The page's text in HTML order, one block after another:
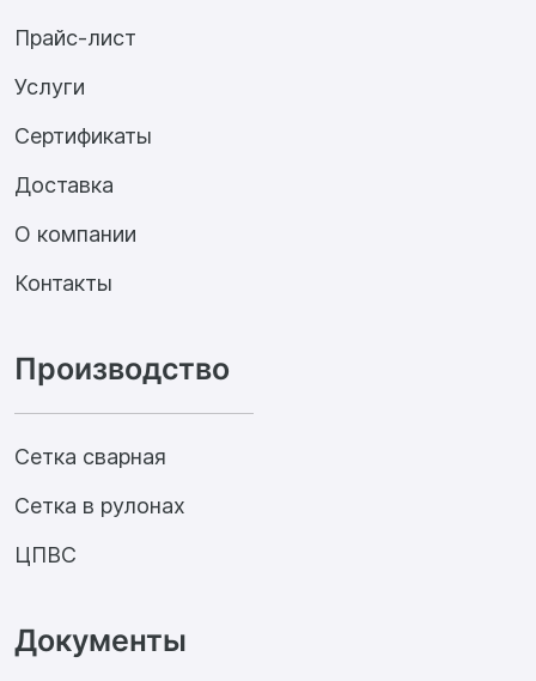
Производство
Сетка сварная
Сетка в рулонах
ЦПВС
Прайс-лист
Услуги
Сертификаты
Доставка
О компании
Контакты
Документы